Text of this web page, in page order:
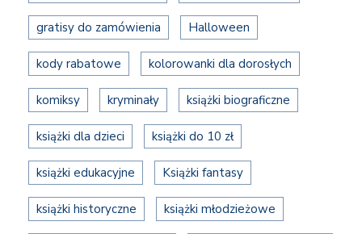
gratisy do zamówienia Halloween
kody rabatowe kolorowanki dla dorosłych
komiksy kryminały książki biograficzne
książki dla dzieci książki do 10 zł
książki edukacyjne Książki fantasy
książki historyczne książki młodzieżowe